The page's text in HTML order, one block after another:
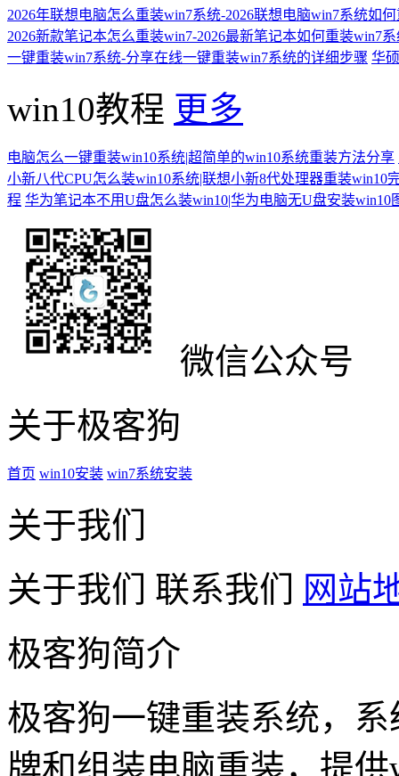
2026年联想电脑怎么重装win7系统-2026联想电脑win7系统如
2026新款笔记本怎么重装win7-2026最新笔记本如何重装win7
一键重装win7系统-分享在线一键重装win7系统的详细步骤 华
win10教程 更多
电脑怎么一键重装win10系统|超简单的win10系统重装方法分享
小新八代CPU怎么装win10系统|联想小新8代处理器重装win10
程 华为笔记本不用U盘怎么装win10|华为电脑无U盘安装win10
微信公众号
关于极客狗
首页 win10安装 win7系统安装
关于我们
关于我们 联系我们 网站
极客狗简介
极客狗一键重装系统，
牌和组装电脑重装，提